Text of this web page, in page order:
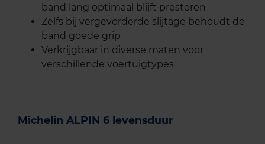
band lang optimaal blijft presteren
Zelfs bij vergevorderde slijtage behoudt de
band goede grip
Verkrijgbaar in diverse maten voor
verschillende voertuigtypes
Michelin ALPIN 6 levensduur